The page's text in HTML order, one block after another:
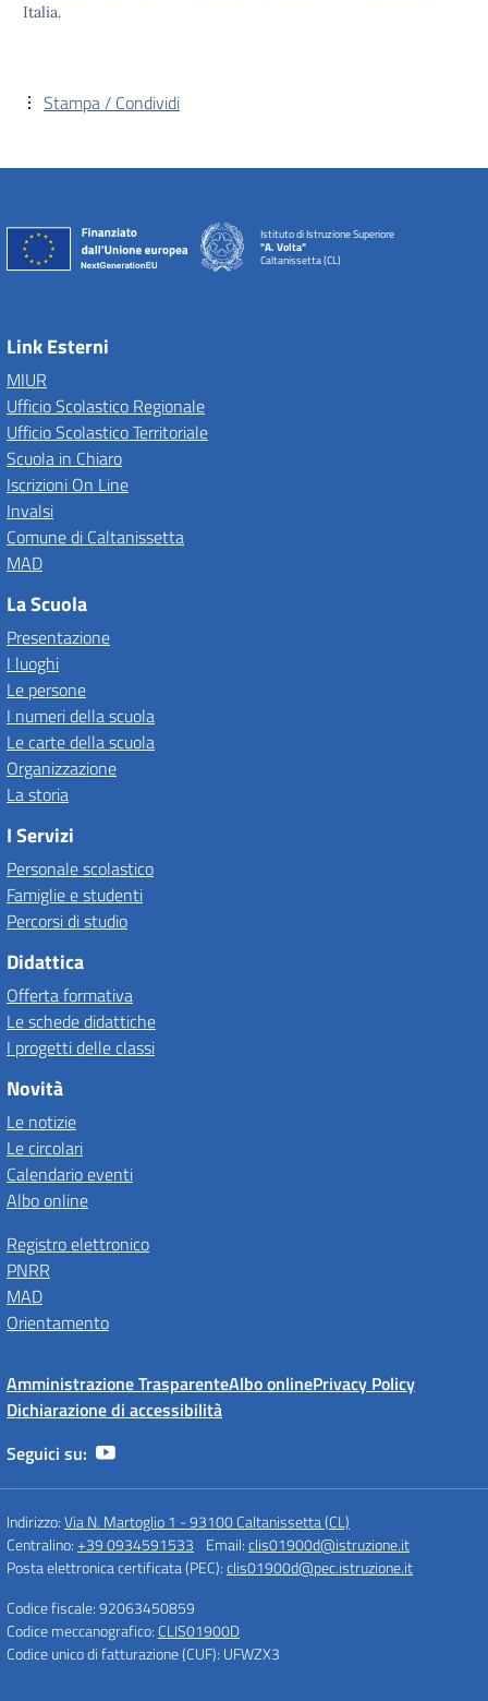
Italia.
Stampa / Condividi
Istituto di Istruzione Superiore
"A. Volta"
Caltanissetta (CL)
Link Esterni
MIUR
Ufficio Scolastico Regionale
Ufficio Scolastico Territoriale
Scuola in Chiaro
Iscrizioni On Line
Invalsi
Comune di Caltanissetta
MAD
La Scuola
Presentazione
I luoghi
Le persone
I numeri della scuola
Le carte della scuola
Organizzazione
La storia
I Servizi
Personale scolastico
Famiglie e studenti
Percorsi di studio
Didattica
Offerta formativa
Le schede didattiche
I progetti delle classi
Novità
Le notizie
Le circolari
Calendario eventi
Albo online
Registro elettronico
PNRR
MAD
Orientamento
Amministrazione TrasparenteAlbo onlinePrivacy Policy
Dichiarazione di accessibilità
Seguici su:
Indirizzo:Via N. Martoglio 1 - 93100 Caltanissetta (CL)
Centralino:+39 0934591533 Email:clis01900d@istruzione.it
Posta elettronica certificata (PEC):clis01900d@pec.istruzione.it
Codice fiscale: 92063450859
Codice meccanografico: CLIS01900D
Codice unico di fatturazione (CUF): UFWZX3